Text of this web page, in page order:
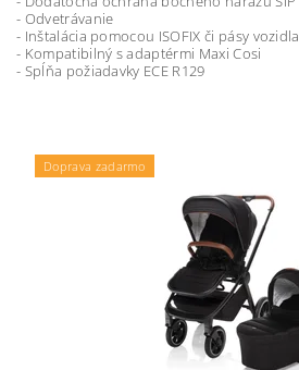
- Odvetrávanie
- Inštalácia pomocou ISOFIX či pásy vozidla
- Kompatibilný s adaptérmi Maxi Cosi
- Spĺňa požiadavky ECE R129
Doprava zadarmo